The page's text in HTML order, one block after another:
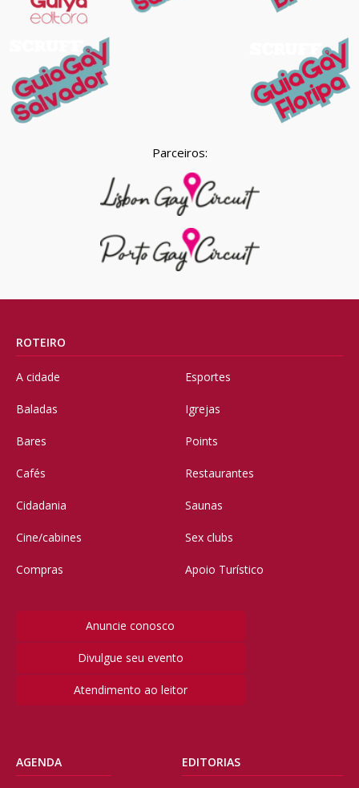
Parceiros:
ROTEIRO
A cidade
Baladas
Bares
Cafés
Cidadania
Cine/cabines
Compras
Esportes
Igrejas
Points
Restaurantes
Saunas
Sex clubs
Apoio Turístico
Anuncie conosco
Divulgue seu evento
Atendimento ao leitor
AGENDA EDITORIAS